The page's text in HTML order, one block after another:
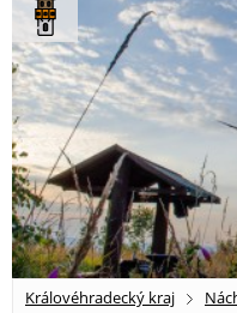
Královéhradecký kraj